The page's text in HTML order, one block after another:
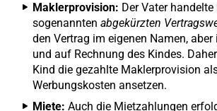
Maklerprovision: Der Vater handelte
sogenannten abgekürzten
den Vertrag im eigenen Namen, aber
und auf Rechnung des Kindes.
Kind die gezahlte Maklerprovision
Werbungskosten ansetzen.
Miete: Auch die Mietzahlungen